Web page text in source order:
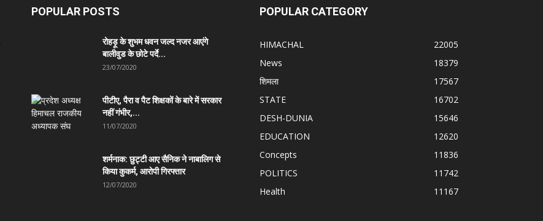
POPULAR POSTS
रोहड़ू के शुभम धवन जल्द नजर आएंगे
बालीवुड के छोटे पर्दे...
23/07/2020
पीटीए, पैरा व पैट शिक्षकों के बारे में सरकार
नहीं गंभीर,...
11/07/2020
शर्मनाक: छुट्टी आए सैनिक ने नाबालिग से
किया कुकर्म, आरोपी गिरफ्तार
12/07/2020
POPULAR CATEGORY
HIMACHAL
22005
News
18379
शिमला
17567
STATE
16702
DESH-DUNIA
15646
EDUCATION
12620
Concepts
11836
POLITICS
11742
Health
11167